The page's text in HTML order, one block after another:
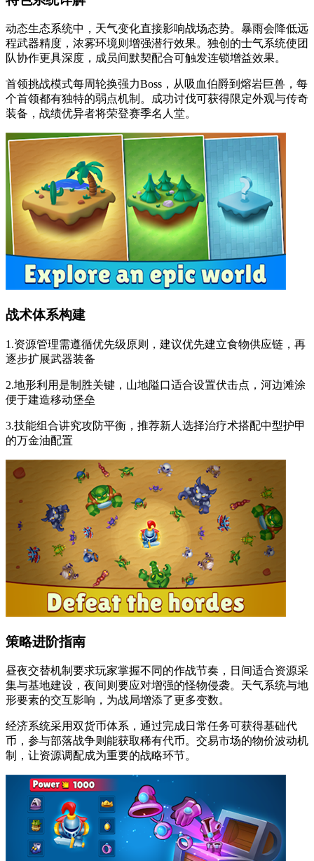
动态生态系统中，天气变化直接影响战场态势。暴雨会降低远
程武器精度，浓雾环境则增强潜行效果。独创的士气系统使团
队协作更具深度，成员间默契配合可触发连锁增益效果。
首领挑战模式每周轮换强力Boss，从吸血伯爵到熔岩巨兽，每
个首领都有独特的弱点机制。成功讨伐可获得限定外观与传奇
装备，战绩优异者将荣登赛季名人堂。
战术体系构建
1.资源管理需遵循优先级原则，建议优先建立食物供应链，再
逐步扩展武器装备
2.地形利用是制胜关键，山地隘口适合设置伏击点，河边滩涂
便于建造移动堡垒
3.技能组合讲究攻防平衡，推荐新人选择治疗术搭配中型护甲
的万金油配置
策略进阶指南
昼夜交替机制要求玩家掌握不同的作战节奏，日间适合资源采
集与基地建设，夜间则要应对增强的怪物侵袭。天气系统与地
形要素的交互影响，为战局增添了更多变数。
经济系统采用双货币体系，通过完成日常任务可获得基础代
币，参与部落战争则能获取稀有代币。交易市场的物价波动机
制，让资源调配成为重要的战略环节。